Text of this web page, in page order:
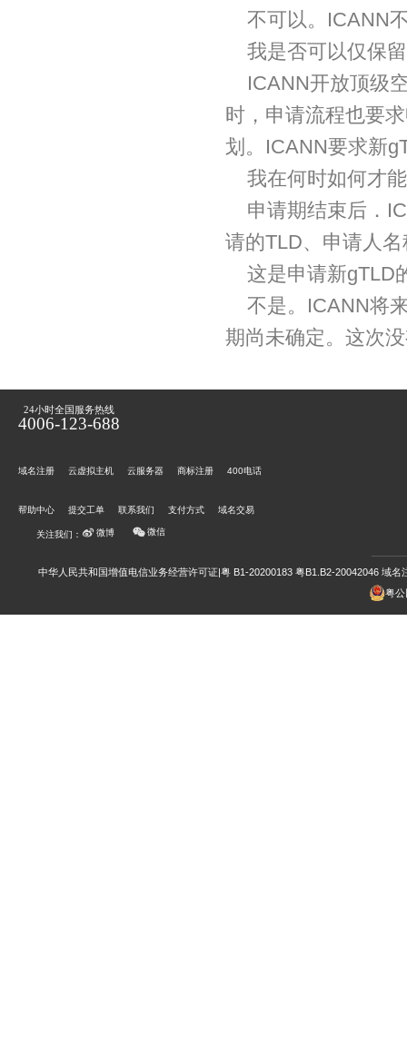
不可以。ICANN
我是否可以仅保
ICANN开放顶级
时，申请流程也要
划。ICANN要求新
我在何时如何才
申请期结束后．
请的TLD、申请人
这是申请新gTLD
不是。ICANN将
期尚未确定。这次
24小时全国服务热线
4006-123-688
域名注册 云虚拟主机 云服务器 商标注册 400电话
帮助中心 提交工单 联系我们 支付方式 域名交易
关注我们： 微博 微信
中华人民共和国增值电信业务经营许可证|粤 B1-20200183 粤B1.B2-20042046 域名
粤公